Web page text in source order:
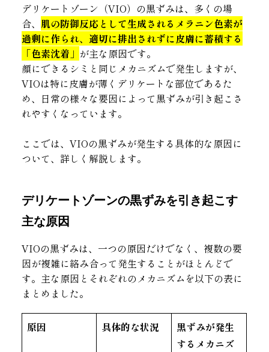
デリケートゾーン（VIO）の黒ずみは、多くの場
合、 肌の防御反応として生成されるメラニン色素が
過剰に作られ、適切に排出されずに皮膚に蓄積する
「色素沈着」 が主な原因です。
顔にできるシミと同じメカニズムで発生しますが、
VIOは特に皮膚が薄くデリケートな部位であるた
め、日常の様々な要因によって黒ずみが引き起こさ
れやすくなっています。
ここでは、VIOの黒ずみが発生する具体的な原因に
ついて、詳しく解説します。
デリケートゾーンの黒ずみを引き起こす
主な原因
VIOの黒ずみは、一つの原因だけでなく、複数の要
因が複雑に絡み合って発生することがほとんどで
す。主な原因とそれぞれのメカニズムを以下の表に
まとめました。
原因 具体的な状況
黒ずみが発生
するメカニズ